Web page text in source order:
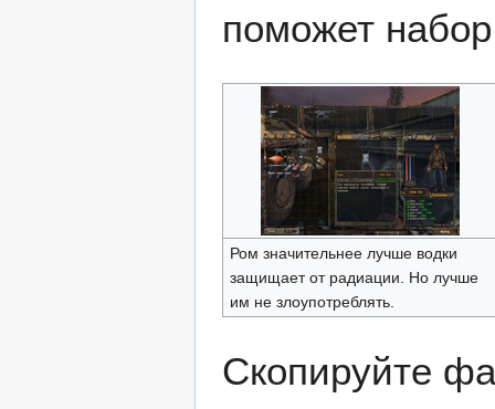
поможет
Ром значительнее лучше водки
защищает от радиации. Но лучше
им не злоупотреблять.
Скопируйте